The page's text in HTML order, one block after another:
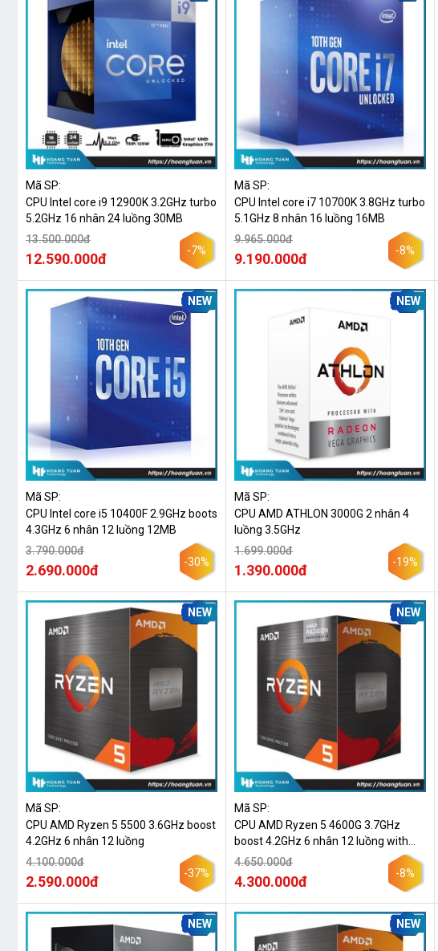
Mã SP:
CPU Intel core i9 12900K 3.2GHz turbo
5.2GHz 16 nhân 24 luồng 30MB
13.500.000đ
12.590.000đ
-7%
Mã SP:
CPU Intel core i7 10700K 3.8GHz turbo
5.1GHz 8 nhân 16 luồng 16MB
9.965.000đ
9.190.000đ
-8%
NEW
Mã SP:
CPU Intel core i5 10400F 2.9GHz boots
4.3GHz 6 nhân 12 luồng 12MB
3.790.000đ
2.690.000đ
-30%
NEW
Mã SP:
CPU AMD ATHLON 3000G 2 nhân 4
luồng 3.5GHz
1.699.000đ
1.390.000đ
-19%
NEW
Mã SP:
CPU AMD Ryzen 5 5500 3.6GHz boost
4.2GHz 6 nhân 12 luồng
4.100.000đ
2.590.000đ
-37%
NEW
Mã SP:
CPU AMD Ryzen 5 4600G 3.7GHz
boost 4.2GHz 6 nhân 12 luồng with
Wraith Stealth Cooler
4.650.000đ
4.300.000đ
-8%
NEW NEW